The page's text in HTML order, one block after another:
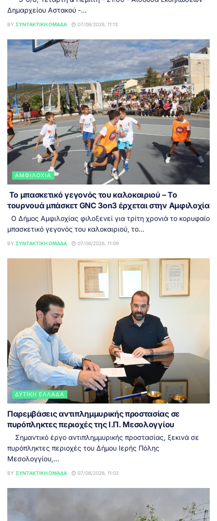
Δημαρχείου Αστακού -...
BY ΣΥΝΤΑΚΤΙΚΉ ΟΜΆΔΑ 07/08/2026, 11:13
ΑΜΦΙΛΟΧΊΑ
Το μπασκετικό γεγονός του καλοκαιριού – Το
τουρνουά μπάσκετ GNC 3on3 έρχεται στην Αμφιλοχία
Ο Δήμος Αμφιλοχίας φιλοξενεί για τρίτη χρονιά το κορυφαίο
μπασκετικό γεγονός του καλοκαιριού, το...
BY ΣΥΝΤΑΚΤΙΚΉ ΟΜΆΔΑ 07/08/2026, 11:09
ΔΥΤΙΚΉ ΕΛΛΆΔΑ
Παρεμβάσεις αντιπλημμυρικής προστασίας σε
πυρόπληκτες περιοχές της Ι.Π. Μεσολογγίου
Σημαντικό έργο αντιπλημμυρικής προστασίας, ξεκινά σε
πυρόπληκτες περιοχές του Δήμου Ιερής Πόλης
Μεσολογγίου,...
BY ΣΥΝΤΑΚΤΙΚΉ ΟΜΆΔΑ 07/08/2026, 11:03